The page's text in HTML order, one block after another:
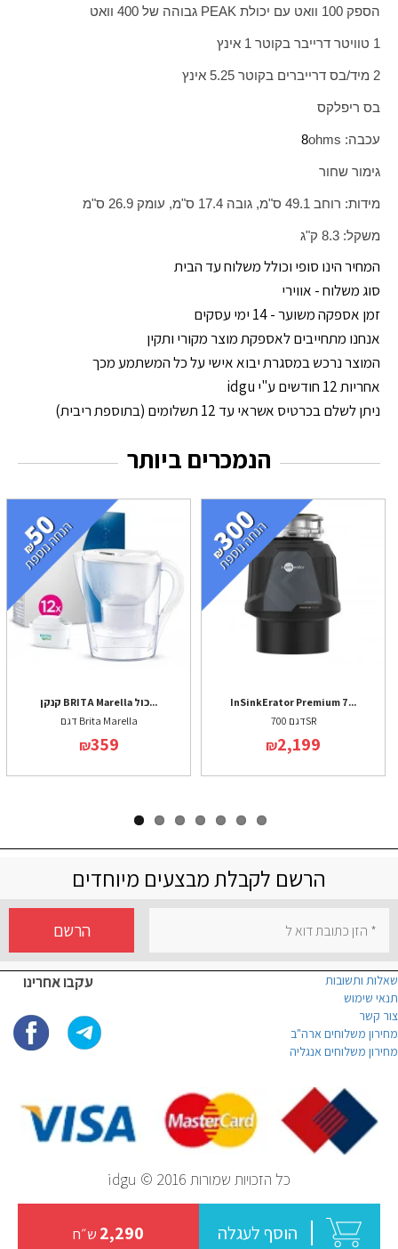
הספק 100 וואט עם יכולת PEAK גבוהה של 400 וואט
1 טוויטר דרייבר בקוטר 1 אינץ
2 מיד/בס דרייברים בקוטר 5.25 אינץ
בס ריפלקס
עכבה: ohms
8
גימור שחור
מידות: רוחב 49.1 ס"מ, גובה 17.4 ס"מ, עומק 26.9 ס"מ
משקל: 8.3 ק"ג
המחיר הינו סופי וכולל משלוח עד הבית
סוג משלוח - אווירי
זמן אספקה משוער - 14 ימי עסקים
אנחנו מתחייבים לאספקת מוצר מקורי ותקין
המוצר נרכש במסגרת יבוא אישי על כל המשתמע מכך
אחריות 12 חודשים ע"י idgu
ניתן לשלם בכרטיס אשראי עד 12 תשלומים (בתוספת ריבית)
הוסף לעגלה 2,290 ש״ח
הנמכרים ביותר
קנקן BRITA Marella כול...
דגם Brita Marella
₪359
InSinkErator Premium 7...
דגם 700SR
₪2,199
הרשם לקבלת מבצעים מיוחדים
הרשם
עקבו אחרינו
שאלות ותשובות
תנאי שימוש
צור קשר
מחירון משלוחים ארה"ב
מחירון משלוחים אנגליה
כל הזכויות שמורות idgu © 2016